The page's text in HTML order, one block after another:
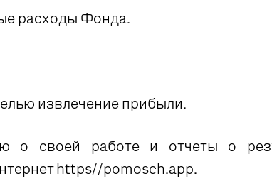
расходы Фонда.
извлечение прибыли.
о своей работе и отчеты о
https//pomosch.app.